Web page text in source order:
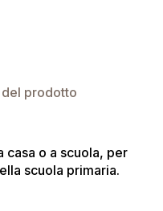
prodotto
casa o a scuola, per
scuola primaria.